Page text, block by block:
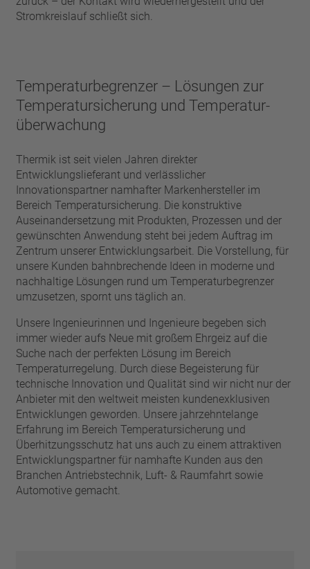
Stromkreislauf schließt sich.
Temperaturbegrenzer – Lösungen zur
Temperatursicherung und Temperatur­
überwachung
Thermik ist seit vielen Jahren direkter
Entwicklungslieferant und verlässlicher
Innovationspartner namhafter Markenhersteller im
Bereich Temperatursicherung. Die konstruktive
Auseinandersetzung mit Produkten, Prozessen und der
gewünschten Anwendung steht bei jedem Auftrag im
Zentrum unserer Entwicklungsarbeit. Die Vorstellung, für
unsere Kunden bahnbrechende Ideen in moderne und
nachhaltige Lösungen rund um Temperaturbegrenzer
umzusetzen, spornt uns täglich an.
Unsere Ingenieurinnen und Ingenieure begeben sich
immer wieder aufs Neue mit großem Ehrgeiz auf die
Suche nach der perfekten Lösung im Bereich
Temperaturregelung. Durch diese Begeisterung für
technische Innovation und Qualität sind wir nicht nur der
Anbieter mit den weltweit meisten kundenexklusiven
Entwicklungen geworden. Unsere jahrzehntelange
Erfahrung im Bereich Temperatursicherung und
Überhitzungsschutz hat uns auch zu einem attraktiven
Entwicklungspartner für namhafte Kunden aus den
Branchen Antriebstechnik, Luft- & Raumfahrt sowie
Automotive gemacht.